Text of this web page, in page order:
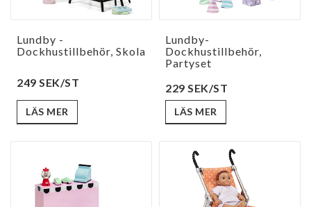
Lundby -
Dockhustillbehör, Skola
249 SEK/ST
LÄS MER
Lundby-
Dockhustillbehör,
Partyset
229 SEK/ST
LÄS MER